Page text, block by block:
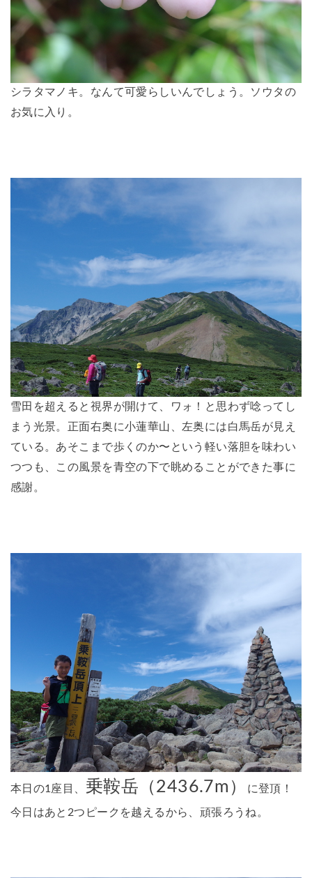
シラタマノキ。なんて可愛らしいんでしょう。ソウタの
お気に入り。
雪田を超えると視界が開けて、ワォ！と思わず唸ってし
まう光景。正面右奥に小蓮華山、左奥には白馬岳が見え
ている。あそこまで歩くのか〜という軽い落胆を味わい
つつも、この風景を青空の下で眺めることができた事に
感謝。
本日の1座目、 乗鞍岳（2436.7m） に登頂！
今日はあと2つピークを越えるから、頑張ろうね。